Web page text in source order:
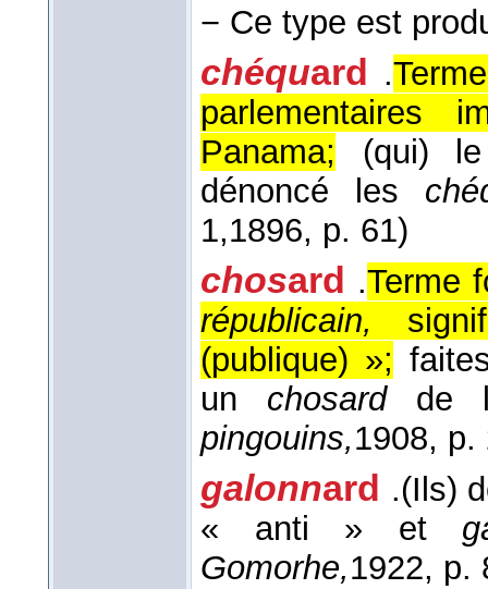
− Ce type est
chéquard .
parlementaires
Panama;
(qui)
dénoncé les
1,1896, p. 61)
chosard .Terme
républicain,
(publique) »;
un chosardde
pingouins,1908, p.
galonnard .(Ils)
« anti » et
Gomorhe,1922, p.